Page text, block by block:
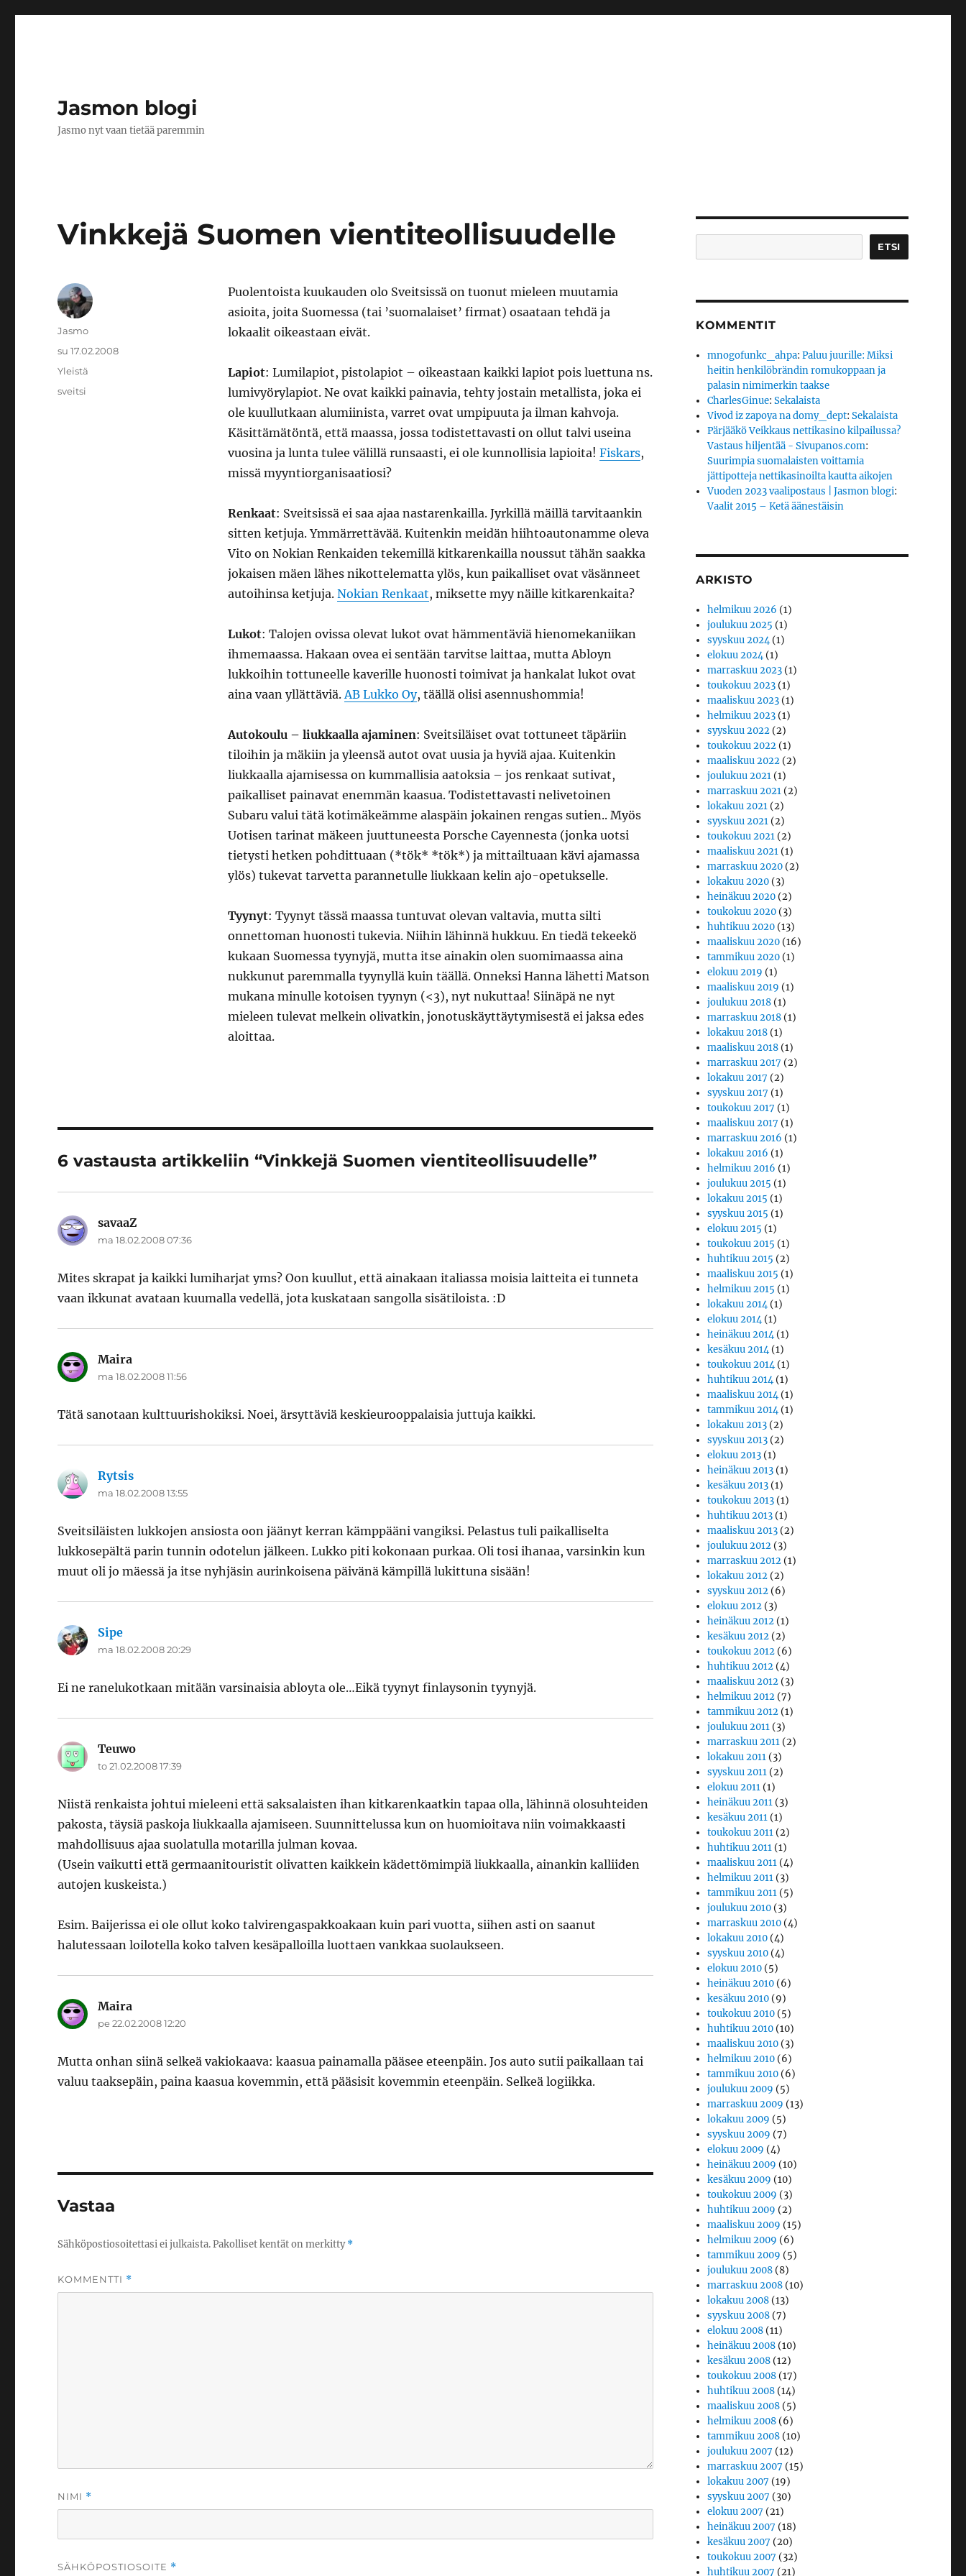
Jasmon blogi
Jasmo nyt vaan tietää paremmin
Vinkkejä Suomen vientiteollisuudelle
Puolentoista kuukauden olo Sveitsissä on tuonut mieleen muutamia
asioita, joita Suomessa (tai ’suomalaiset’ firmat) osaataan tehdä ja
lokaalit oikeastaan eivät.
Lapiot: Lumilapiot, pistolapiot – oikeastaan kaikki lapiot pois luettuna ns.
lumivyörylapiot. Ne ovat kaikki painavia, tehty jostain metallista, joka ei
ole kuullutkaan alumiinista, varret ovat umpipuuta ja ilman kahvoja.
Käsittämätöntä, että maassa, jossa todistettavasti on ollut talvi useina
vuosina ja lunta tulee välillä runsaasti, ei ole kunnollisia lapioita! Fiskars,
missä myyntiorganisaatiosi?
Renkaat: Sveitsissä ei saa ajaa nastarenkailla. Jyrkillä mäillä tarvitaankin
sitten ketjuja. Ymmärrettävää. Kuitenkin meidän hiihtoautonamme oleva
Vito on Nokian Renkaiden tekemillä kitkarenkailla noussut tähän saakka
jokaisen mäen lähes nikottelematta ylös, kun paikalliset ovat väsänneet
autoihinsa ketjuja. Nokian Renkaat, miksette myy näille kitkarenkaita?
Lukot: Talojen ovissa olevat lukot ovat hämmentäviä hienomekaniikan
ihmemaassa. Hakaan ovea ei sentään tarvitse laittaa, mutta Abloyn
lukkoihin tottuneelle kaverille huonosti toimivat ja hankalat lukot ovat
aina vaan yllättäviä.AB Lukko Oy, täällä olisi asennushommia!
Autokoulu – liukkaalla ajaminen: Sveitsiläiset ovat tottuneet täpäriin
tiloihin ja mäkiin ja yleensä autot ovat uusia ja hyviä ajaa. Kuitenkin
liukkaalla ajamisessa on kummallisia aatoksia – jos renkaat sutivat,
paikalliset painavat enemmän kaasua. Todistettavasti nelivetoinen
Subaru valui tätä kotimäkeämme alaspäin jokainen rengas sutien.. Myös
Uotisen tarinat mäkeen juuttuneesta Porsche Cayennesta (jonka uotsi
tietysti hetken pohdittuaan (*tök* *tök*) ja mittailtuaan kävi ajamassa
ylös) tukevat tarvetta parannetulle liukkaan kelin ajo-opetukselle.
Tyynyt: Tyynyt tässä maassa tuntuvat olevan valtavia, mutta silti
onnettoman huonosti tukevia. Niihin lähinnä hukkuu. En tiedä tekeekö
kukaan Suomessa tyynyjä, mutta itse ainakin olen suomimaassa aina
nukkunut paremmalla tyynyllä kuin täällä. Onneksi Hanna lähetti Matson
mukana minulle kotoisen tyynyn (<3), nyt nukuttaa! Siinäpä ne nyt
mieleen tulevat melkein olivatkin, jonotuskäyttäytymisestä ei jaksa edes
aloittaa.
Kirjoittaja
Jasmo
Julkaistu
su 17.02.2008
Kategoriat
Yleistä
Avainsanat
sveitsi
6 vastausta artikkeliin “Vinkkejä Suomen vientiteollisuudelle”
savaaZ
ma 18.02.2008 07:36
Mites skrapat ja kaikki lumiharjat yms? Oon kuullut, että ainakaan italiassa moisia laitteita ei tunneta
vaan ikkunat avataan kuumalla vedellä, jota kuskataan sangolla sisätiloista. :D
Maira
ma 18.02.2008 11:56
Tätä sanotaan kulttuurishokiksi. Noei, ärsyttäviä keskieurooppalaisia juttuja kaikki.
Rytsis
ma 18.02.2008 13:55
Sveitsiläisten lukkojen ansiosta oon jäänyt kerran kämppääni vangiksi. Pelastus tuli paikalliselta
lukkosepältä parin tunnin odotelun jälkeen. Lukko piti kokonaan purkaa. Oli tosi ihanaa, varsinkin kun
muut oli jo mäessä ja itse nyhjäsin aurinkoisena päivänä kämpillä lukittuna sisään!
Sipe
ma 18.02.2008 20:29
Ei ne ranelukotkaan mitään varsinaisia abloyta ole…Eikä tyynyt finlaysonin tyynyjä.
Teuwo
to 21.02.2008 17:39
Niistä renkaista johtui mieleeni että saksalaisten ihan kitkarenkaatkin tapaa olla, lähinnä olosuhteiden
pakosta, täysiä paskoja liukkaalla ajamiseen. Suunnittelussa kun on huomioitava niin voimakkaasti
mahdollisuus ajaa suolatulla motarilla julman kovaa.
(Usein vaikutti että germaanitouristit olivatten kaikkein kädettömimpiä liukkaalla, ainankin kalliiden
autojen kuskeista.)
Esim. Baijerissa ei ole ollut koko talvirengaspakkoakaan kuin pari vuotta, siihen asti on saanut
halutessaan loilotella koko talven kesäpalloilla luottaen vankkaa suolaukseen.
Maira
pe 22.02.2008 12:20
Mutta onhan siinä selkeä vakiokaava: kaasua painamalla pääsee eteenpäin. Jos auto sutii paikallaan tai
valuu taaksepäin, paina kaasua kovemmin, että pääsisit kovemmin eteenpäin. Selkeä logiikka.
Vastaa
Sähköpostiosoitettasi ei julkaista.Pakolliset kentät on merkitty*
KOMMENTTI *
NIMI *
SÄHKÖPOSTIOSOITE *
ETSI
KOMMENTIT
mnogofunkc_ahpa:Paluu juurille: Miksi
heitin henkilöbrändin romukoppaan ja
palasin nimimerkin taakse
CharlesGinue:Sekalaista
Vivod iz zapoya na domy_dept:Sekalaista
Pärjääkö Veikkaus nettikasino kilpailussa?
Vastaus hiljentää - Sivupanos.com:
Suurimpia suomalaisten voittamia
jättipotteja nettikasinoilta kautta aikojen
Vuoden 2023 vaalipostaus | Jasmon blogi:
Vaalit 2015 – Ketä äänestäisin
ARKISTO
helmikuu 2026 (1)
joulukuu 2025 (1)
syyskuu 2024(1)
elokuu 2024(1)
marraskuu 2023 (1)
toukokuu 2023 (1)
maaliskuu 2023 (1)
helmikuu 2023 (1)
syyskuu 2022 (2)
toukokuu 2022 (1)
maaliskuu 2022 (2)
joulukuu 2021 (1)
marraskuu 2021 (2)
lokakuu 2021 (2)
syyskuu 2021 (2)
toukokuu 2021 (2)
maaliskuu 2021 (1)
marraskuu 2020 (2)
lokakuu 2020 (3)
heinäkuu 2020 (2)
toukokuu 2020 (3)
huhtikuu 2020 (13)
maaliskuu 2020 (16)
tammikuu 2020 (1)
elokuu 2019 (1)
maaliskuu 2019 (1)
joulukuu 2018 (1)
marraskuu 2018 (1)
lokakuu 2018 (1)
maaliskuu 2018 (1)
marraskuu 2017 (2)
lokakuu 2017 (2)
syyskuu 2017 (1)
toukokuu 2017 (1)
maaliskuu 2017 (1)
marraskuu 2016 (1)
lokakuu 2016 (1)
helmikuu 2016 (1)
joulukuu 2015 (1)
lokakuu 2015 (1)
syyskuu 2015 (1)
elokuu 2015 (1)
toukokuu 2015 (1)
huhtikuu 2015 (2)
maaliskuu 2015 (1)
helmikuu 2015 (1)
lokakuu 2014(1)
elokuu 2014(1)
heinäkuu 2014(1)
kesäkuu 2014(1)
toukokuu 2014(1)
huhtikuu 2014(1)
maaliskuu 2014(1)
tammikuu 2014(1)
lokakuu 2013 (2)
syyskuu 2013 (2)
elokuu 2013 (1)
heinäkuu 2013 (1)
kesäkuu 2013 (1)
toukokuu 2013 (1)
huhtikuu 2013 (1)
maaliskuu 2013 (2)
joulukuu 2012 (3)
marraskuu 2012 (1)
lokakuu 2012 (2)
syyskuu 2012 (6)
elokuu 2012 (3)
heinäkuu 2012 (1)
kesäkuu 2012 (2)
toukokuu 2012 (6)
huhtikuu 2012 (4)
maaliskuu 2012 (3)
helmikuu 2012 (7)
tammikuu 2012 (1)
joulukuu 2011 (3)
marraskuu 2011 (2)
lokakuu 2011 (3)
syyskuu 2011 (2)
elokuu 2011 (1)
heinäkuu 2011 (3)
kesäkuu 2011 (1)
toukokuu 2011 (2)
huhtikuu 2011 (1)
maaliskuu 2011 (4)
helmikuu 2011 (3)
tammikuu 2011 (5)
joulukuu 2010 (3)
marraskuu 2010 (4)
lokakuu 2010 (4)
syyskuu 2010 (4)
elokuu 2010 (5)
heinäkuu 2010 (6)
kesäkuu 2010 (9)
toukokuu 2010 (5)
huhtikuu 2010 (10)
maaliskuu 2010 (3)
helmikuu 2010 (6)
tammikuu 2010 (6)
joulukuu 2009 (5)
marraskuu 2009 (13)
lokakuu 2009 (5)
syyskuu 2009 (7)
elokuu 2009 (4)
heinäkuu 2009 (10)
kesäkuu 2009 (10)
toukokuu 2009 (3)
huhtikuu 2009 (2)
maaliskuu 2009 (15)
helmikuu 2009 (6)
tammikuu 2009 (5)
joulukuu 2008 (8)
marraskuu 2008 (10)
lokakuu 2008 (13)
syyskuu 2008 (7)
elokuu 2008 (11)
heinäkuu 2008 (10)
kesäkuu 2008 (12)
toukokuu 2008 (17)
huhtikuu 2008 (14)
maaliskuu 2008 (5)
helmikuu 2008 (6)
tammikuu 2008 (10)
joulukuu 2007 (12)
marraskuu 2007 (15)
lokakuu 2007 (19)
syyskuu 2007 (30)
elokuu 2007 (21)
heinäkuu 2007 (18)
kesäkuu 2007 (20)
toukokuu 2007 (32)
huhtikuu 2007 (21)